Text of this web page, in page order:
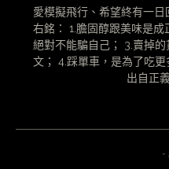
愛模擬飛行、希望終有一
右銘： 1.膽固醇跟美味是
絕對不能騙自己； 3.賣掉
文； 4.踩單車，是為了吃
出自正
-